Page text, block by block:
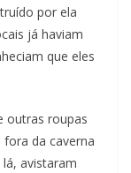
por ela
já haviam
que eles
outras roupas
da caverna
avistaram